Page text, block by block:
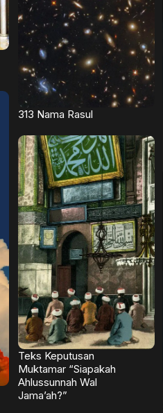
313 Nama Rasul
Teks Keputusan
Muktamar “Siapakah
Ahlussunnah Wal
Jama’ah?”